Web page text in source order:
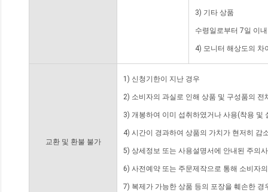
3) 기타 상품
수령일로부터 7일 이
4) 모니터 해상도의 차
교환 및 환불 불가
1) 신청기한이 지난 경우
2) 소비자의 과실로 인해 상품 및 구성품의
3) 개봉하여 이미 섭취하였거나 사용(착용 및
4) 시간이 경과하여 상품의 가치가 현저히 감
5) 상세정보 또는 사용설명서에 안내된 주의
6) 사전예약 또는 주문제작으로 통해 소비자
7) 복제가 가능한 상품 등의 포장을 훼손한 경